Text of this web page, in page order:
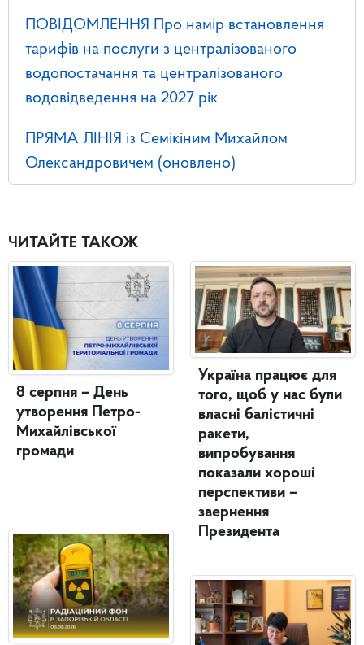
ПОВІДОМЛЕННЯ Про намір встановлення
тарифів на послуги з централізованого
водопостачання та централізованого
водовідведення на 2027 рік
ПРЯМА ЛІНІЯ із Семікіним Михайлом
Олександровичем (оновлено)
ЧИТАЙТЕ ТАКОЖ
8 серпня – День
утворення Петро-
Михайлівської
громади
Україна працює для
того, щоб у нас були
власні балістичні
ракети,
випробування
показали хороші
перспективи –
звернення
Президента